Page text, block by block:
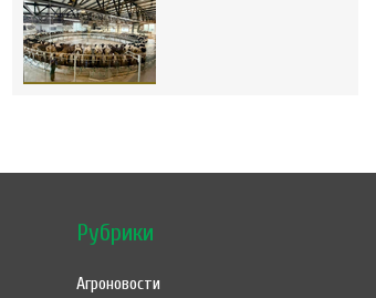
Рубрики
Агроновости